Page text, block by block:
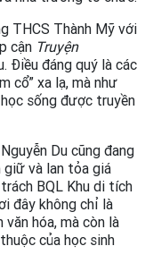
THCS Thành Mỹ với
cận Truyện
Điều đáng quý là các
cổ” xa lạ, mà như
sống được truyền
Du cũng đang
và lan tỏa giá
BQL Khu di tích
đây không chỉ là
hóa, mà còn là
của học sinh